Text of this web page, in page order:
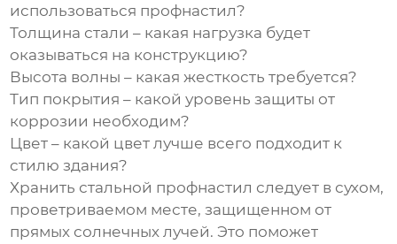
использоваться профнастил?
Толщина стали – какая нагрузка будет
оказываться на конструкцию?
Высота волны – какая жесткость требуется?
Тип покрытия – какой уровень защиты от
коррозии необходим?
Цвет – какой цвет лучше всего подходит к
стилю здания?
Хранить стальной профнастил следует в сухом,
проветриваемом месте, защищенном от
прямых солнечных лучей. Это поможет